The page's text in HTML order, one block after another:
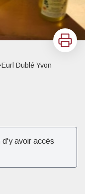
en plein écran
Imprimer
Eurl Dublé Yvon
d'y avoir accès